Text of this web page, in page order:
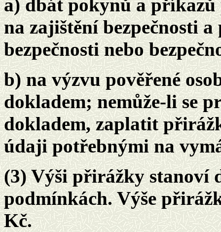
a) dbát pokynů a příkazů
na zajištění bezpečnosti
bezpečnosti nebo
b) na výzvu pověřené
dokladem; nemůže-li se
dokladem, zaplatit
údaji potřebnými na
(3) Výši přirážky stanoví
podmínkách. Výše
Kč.